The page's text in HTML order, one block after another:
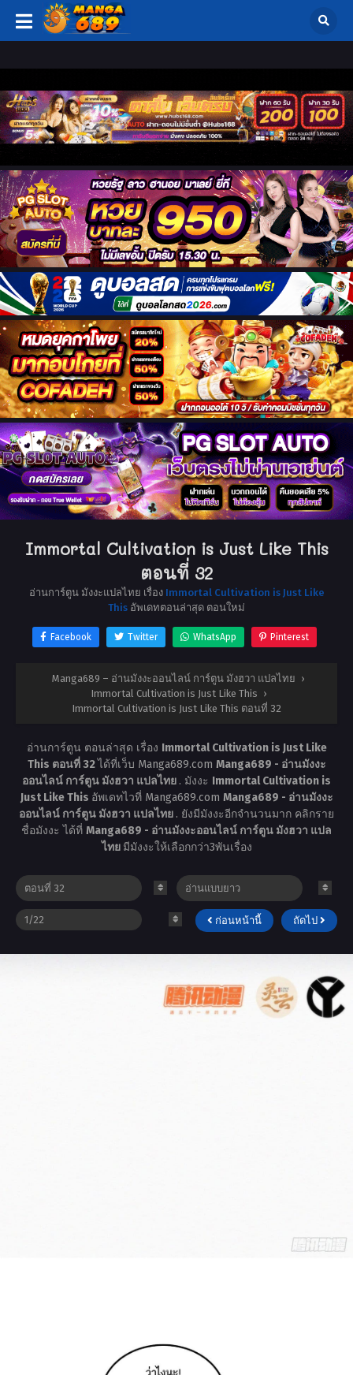
Immortal Cultivation is Just Like This
ตอนที่ 32
อ่านการ์ตูน มังงะแปลไทย เรื่อง Immortal Cultivation is Just Like
This อัพเดทตอนล่าสุด ตอนใหม่
Facebook Twitter WhatsApp Pinterest
Manga689 – อ่านมังงะออนไลน์ การ์ตูน มังฮวา แปลไทย ›
Immortal Cultivation is Just Like This ›
Immortal Cultivation is Just Like This ตอนที่ 32
อ่านการ์ตูน ตอนล่าสุด เรื่อง Immortal Cultivation is Just Like
This ตอนที่ 32ได้ที่เว็บ Manga689.com Manga689 - อ่านมังงะ
ออนไลน์ การ์ตูน มังฮวา แปลไทย . มังงะ Immortal Cultivation is
Just Like This อัพเดทไวที่ Manga689.com Manga689 - อ่านมังงะ
ออนไลน์ การ์ตูน มังฮวา แปลไทย . ยังมีมังงะอีกจำนวนมาก คลิกราย
ชื่อมังงะ ได้ที่ Manga689 - อ่านมังงะออนไลน์ การ์ตูน มังฮวา แปล
ไทย มีมังงะให้เลือกกว่า3พันเรื่อง
ก่อนหน้านี้ ถัดไป